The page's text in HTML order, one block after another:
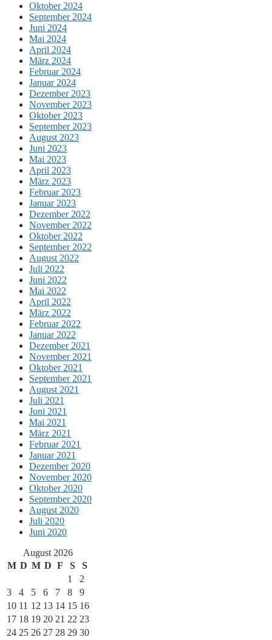
Oktober 2024
September 2024
Juni 2024
Mai 2024
April 2024
März 2024
Februar 2024
Januar 2024
Dezember 2023
November 2023
Oktober 2023
September 2023
August 2023
Juni 2023
Mai 2023
April 2023
März 2023
Februar 2023
Januar 2023
Dezember 2022
November 2022
Oktober 2022
September 2022
August 2022
Juli 2022
Juni 2022
Mai 2022
April 2022
März 2022
Februar 2022
Januar 2022
Dezember 2021
November 2021
Oktober 2021
September 2021
August 2021
Juli 2021
Juni 2021
Mai 2021
März 2021
Februar 2021
Januar 2021
Dezember 2020
November 2020
Oktober 2020
September 2020
August 2020
Juli 2020
Juni 2020
August 2026
M D M D F S
S
1
2
3
4 5 6 7 8
9
10 11 12 13 14 15 16
17 18 19 20 21 22 23
24 25 26 27 28 29 30